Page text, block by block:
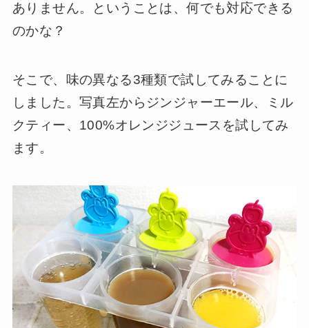
ありません。ということは、何でも対応できる
のかな？
そこで、味の異なる3種類で試してみることに
しました。写真左からジンジャーエール、ミル
クティー、100%オレンジジュースを試してみ
ます。